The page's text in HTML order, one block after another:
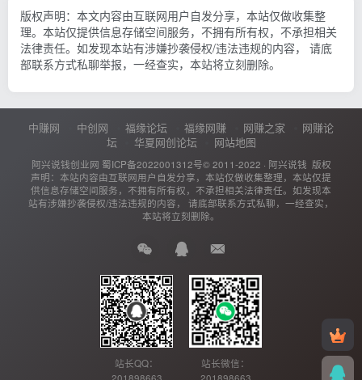
版权声明：本文内容由互联网用户自发分享，本站仅做收集整
理。本站仅提供信息存储空间服务，不拥有所有权，不承担相关
法律责任。如发现本站有涉嫌抄袭侵权/违法违规的内容， 请底
部联系方式私聊举报，一经查实，本站将立刻删除。
中赚网 中创网 福缘论坛 福缘网赚 网赚之家
网赚论
坛
华夏网创论坛 网站地图
阿兴说钱创业网 蜀ICP备2022001312号© 2011-2022 · 阿兴说钱 版权
声明：本站内容由互联网用户自发分享，本站仅做收集整理，本站仅提
供信息存储空间服务，不拥有所有权，不承担相关法律责任。如发现本
站有涉嫌抄袭侵权/违法违规的内容， 请底部联系方式私聊，一经查实，
本站将立刻删除。
站长QQ：
站长微信：